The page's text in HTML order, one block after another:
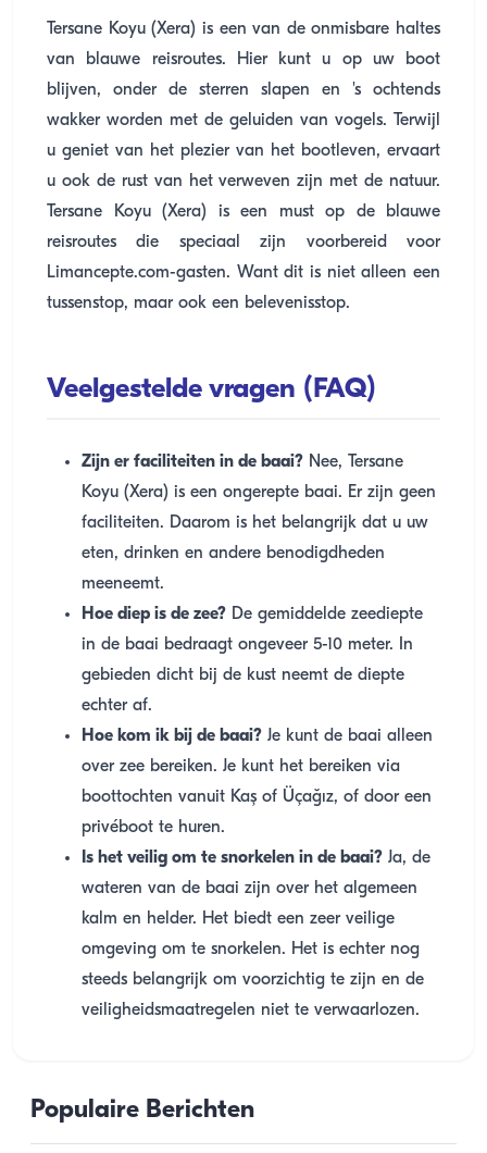
Tersane Koyu (Xera) is een van de onmisbare haltes
van blauwe reisroutes. Hier kunt u op uw boot
blijven, onder de sterren slapen en 's ochtends
wakker worden met de geluiden van vogels. Terwijl
u geniet van het plezier van het bootleven, ervaart
u ook de rust van het verweven zijn met de natuur.
Tersane Koyu (Xera) is een must op de blauwe
reisroutes die speciaal zijn voorbereid voor
Limancepte.com-gasten. Want dit is niet alleen een
tussenstop, maar ook een belevenisstop.
Veelgestelde vragen (FAQ)
Zijn er faciliteiten in de baai? Nee, Tersane
Koyu (Xera) is een ongerepte baai. Er zijn geen
faciliteiten. Daarom is het belangrijk dat u uw
eten, drinken en andere benodigdheden
meeneemt.
Hoe diep is de zee? De gemiddelde zeediepte
in de baai bedraagt ongeveer 5-10 meter. In
gebieden dicht bij de kust neemt de diepte
echter af.
Hoe kom ik bij de baai? Je kunt de baai alleen
over zee bereiken. Je kunt het bereiken via
boottochten vanuit Kaş of Üçağız, of door een
privéboot te huren.
Is het veilig om te snorkelen in de baai? Ja, de
wateren van de baai zijn over het algemeen
kalm en helder. Het biedt een zeer veilige
omgeving om te snorkelen. Het is echter nog
steeds belangrijk om voorzichtig te zijn en de
veiligheidsmaatregelen niet te verwaarlozen.
Populaire Berichten